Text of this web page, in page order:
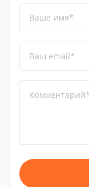
Ваше имя*
Ваш email*
Комментарий*